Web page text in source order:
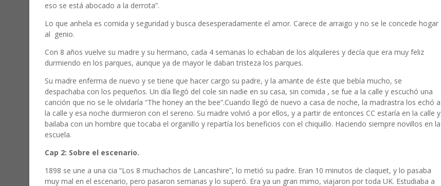
eso se está abocado a la derrota”.
Lo que anhela es comida y seguridad y busca desesperadamente el amor. Carece de arraigo y no se le concede hogar
al genio.
Con 8 años vuelve su madre y su hermano, cada 4 semanas lo echaban de los alquileres y decía que era muy feliz
durmiendo en los parques, aunque ya de mayor le daban tristeza los parques.
Su madre enferma de nuevo y se tiene que hacer cargo su padre, y la amante de éste que bebía mucho, se
despachaba con los pequeños. Un día llegó del cole sin nadie en su casa, sin comida , se fue a la calle y escuchó una
canción que no se le olvidaría “The honey an the bee”.Cuando llegó de nuevo a casa de noche, la madrastra los echó a
la calle y esa noche durmieron con el sereno. Su madre volvió a por ellos, y a partir de entonces CC estaría en la calle y
bailaba con un hombre que tocaba el organillo y repartía los beneficios con el chiquillo. Haciendo siempre novillos en la
escuela.
Cap 2: Sobre el escenario.
1898 se une a una cia “Los 8 muchachos de Lancashire”, lo metió su padre. Eran 10 minutos de claquet, y lo pasaba
muy mal en el escenario, pero pasaron semanas y lo superó. Era ya un gran mimo, viajaron por toda UK. Estudiaba a